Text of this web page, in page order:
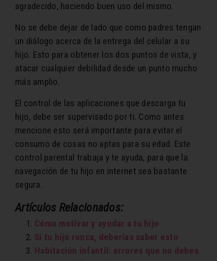
agradecido, haciendo buen uso del mismo.
No se debe dejar de lado que como padres tengan
un diálogo acerca de la entrega del celular a su
hijo. Esto para obtener los dos puntos de vista, y
atacar cualquier debilidad desde un punto mucho
más amplio.
El control de las aplicaciones que descarga tu
hijo, debe ser supervisado por ti. Como antes
mencione esto será importante para evitar el
consumo de cosas no aptas para su edad. Este
control parental trabaja y te ayuda, para que la
navegación de tu hijo en internet sea bastante
segura.
Artículos Relacionados:
Cómo motivar y ayudar a tu hijo
Si tu hijo ronca, deberías saber esto
Habitación infantil: errores que no debes